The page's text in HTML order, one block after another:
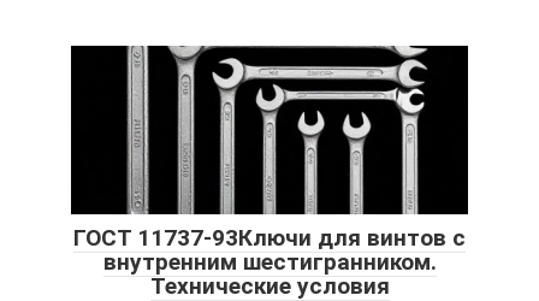
ГОСТ 11737-93Ключи для винтов с
внутренним шестигранником.
Технические условия